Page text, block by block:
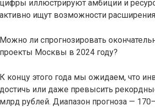
цифры иллюстрируют амбиции и
активно ищут возможности
Можно ли спрогнозировать
проекты Москвы в 2024 году?
К концу этого года мы ожидаем, что
достичь или даже превысить
млрд рублей. Диапазон прогноза —